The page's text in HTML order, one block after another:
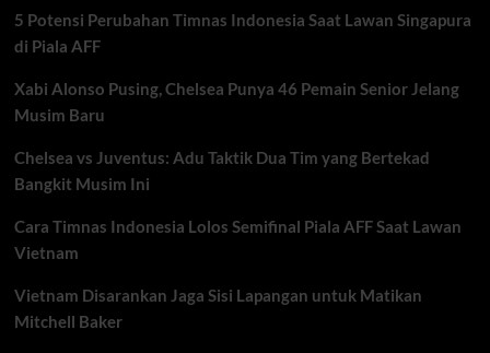
5 Potensi Perubahan Timnas Indonesia Saat Lawan Singapura
di Piala AFF
Xabi Alonso Pusing, Chelsea Punya 46 Pemain Senior Jelang
Musim Baru
Chelsea vs Juventus: Adu Taktik Dua Tim yang Bertekad
Bangkit Musim Ini
Cara Timnas Indonesia Lolos Semifinal Piala AFF Saat Lawan
Vietnam
Vietnam Disarankan Jaga Sisi Lapangan untuk Matikan
Mitchell Baker